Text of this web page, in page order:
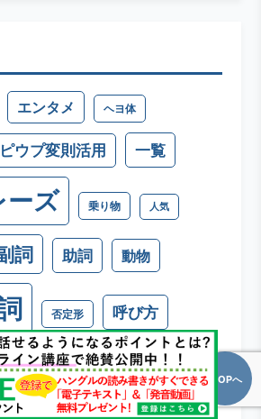
エンタメ ヘヨ体
ウプ変則活用 一覧
ーズ 乗り物 人気
詞 助詞 動物
否定形 呼び方
基本名詞
TOPへ